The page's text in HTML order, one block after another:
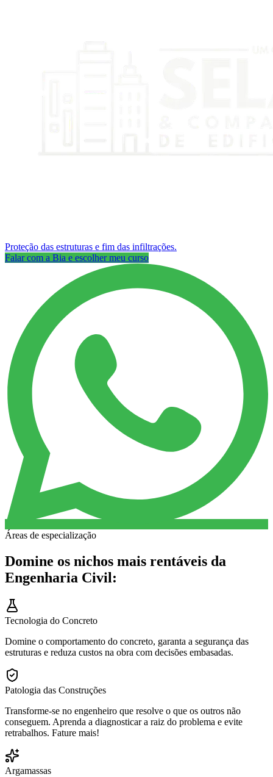
Proteção das estruturas e fim das infiltrações.
Falar com a Bia e escolher meu curso
Áreas de especialização
Domine os nichos mais rentáveis da
Engenharia Civil:
Tecnologia do Concreto
Domine o comportamento do concreto, garanta a segurança das
estruturas e reduza custos na obra com decisões embasadas.
Patologia das Construções
Transforme-se no engenheiro que resolve o que os outros não
conseguem. Aprenda a diagnosticar a raiz do problema e evite
retrabalhos. Fature mais!
Argamassas